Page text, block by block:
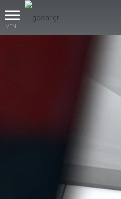
MENU
Καινούρια